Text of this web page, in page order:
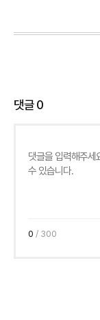
댓글0
0 / 300